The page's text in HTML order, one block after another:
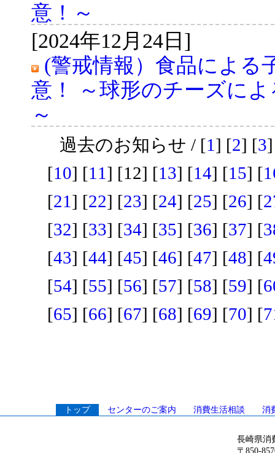
意！～
[2024年12月24日]
(警戒情報）食品による
意！ ～球形のチーズに
～
過去のお知らせ / [1 ] [2] [3
[10] [11 ] [12] [13] [14] [15] [
[21 ] [22] [23] [24] [25] [26] [
[32] [33] [34] [35] [36] [37] [
[43] [44] [45] [46] [47] [48] [
[54] [55] [56] [57] [58] [59] [
[65] [66] [67] [68] [69] [70] [
トップ センターのご案内 消費生活相談 消
長崎県消
〒850-